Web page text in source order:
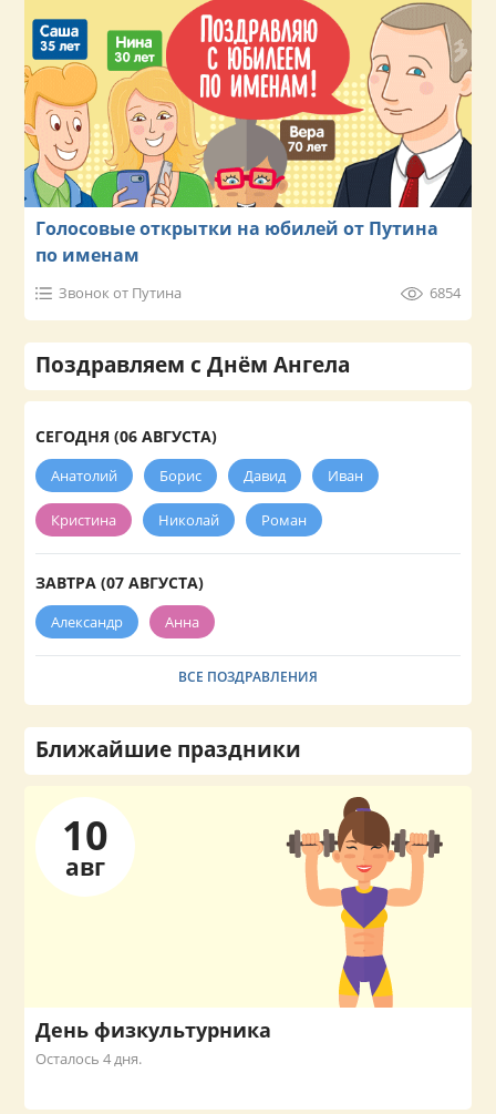
Голосовые открытки на юбилей от Путина
по именам
Звонок от Путина 6854
Поздравляем с Днём Ангела
СЕГОДНЯ (06 АВГУСТА)
Анатолий Борис Давид Иван
Кристина Николай Роман
ЗАВТРА (07 АВГУСТА)
Александр Анна
ВСЕ ПОЗДРАВЛЕНИЯ
Ближайшие праздники
10
авг
День физкультурника
Осталось 4 дня.